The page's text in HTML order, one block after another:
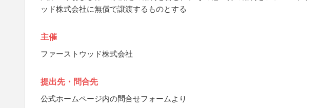
ッド株式会社に無償で譲渡するものとする
主催
ファーストウッド株式会社
提出先・問合先
公式ホームページ内の問合せフォームより